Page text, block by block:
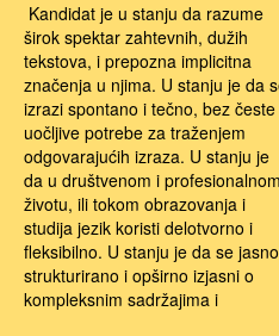
Kandidat je u stanju da razume
širok spektar zahtevnih, dužih
tekstova, i prepozna implicitna
značenja u njima. U stanju je da
izrazi spontano i tečno, bez
uočljive potrebe za traženjem
odgovarajućih izraza. U stanju je
da u društvenom i profesionalnom
životu, ili tokom obrazovanja i
studija jezik koristi delotvorno i
fleksibilno. U stanju je da se
strukturirano i opširno izjasni o
kompleksnim sadržajima i